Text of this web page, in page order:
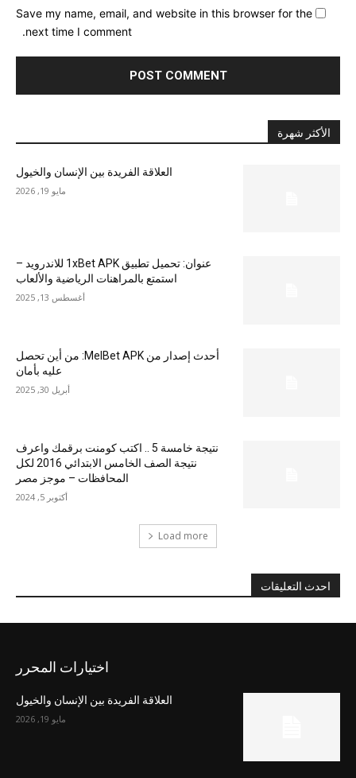
Save my name, email, and website in this browser for the
next time I comment.
الأكثر شهرة
العلاقة الفريدة بين الإنسان والخيول
مايو 19, 2026
عنوان: تحميل تطبيق 1xBet APK للاندرويد –
استمتع بالمراهنات الرياضية والألعاب
أغسطس 13, 2025
أحدث إصدار من MelBet APK: من أين تحصل
عليه بأمان
أبريل 30, 2025
نتيجة خامسة 5 .. اكتب كومنت برقمك واعرف
نتيجة الصف الخامس الابتدائي 2016 لكل
المحافظات – موجز مصر
أكتوبر 5, 2024
Load more
احدث التعليقات
اختيارات المحرر
العلاقة الفريدة بين الإنسان والخيول
مايو 19, 2026